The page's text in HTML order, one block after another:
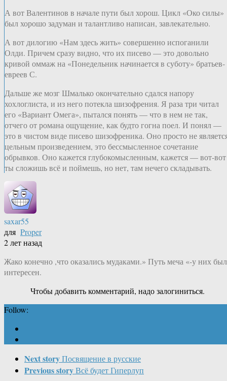
А вот Валентинов в начале пути был хорош. Цикл «Око силы»
был хорошо задуман и талантливо написан, завлекательно.
А вот дилогию «Нам здесь жить» совершенно испоганили
Олди. Причем сразу видно, что их писево — это довольно
кривой оммаж на «Понедельник начинается в суботу» братьев-
евреев С.
Дальше же мозг Шмалько окончательно сдался напору
хохлоглиста, и из него потекла шизофрения. Я раза три читал
его «Вариант Омега», пытался понять — что в нем не так,
отчего от романа ощущение, как будто гогна поел. И понял —
это в чистом виде писево шизофреника. Оно просто не
цельным произведением, это бессмысленное сочетание
обрывков. Оно кажется глубокомысленным, кажется — вот-вот
ты сложишь всё и поймешь, но нет, там нечего складывать.
saxar55
для Proper
2 лет назад
Жако конечно ,что оказались мудаками.» Путь меча «-у них был
интересен.
Чтобы добавить комментарий, надо залогиниться.
Follow:
Next storyПосвящение в русские
Previous storyВсё будет Гиперлуп